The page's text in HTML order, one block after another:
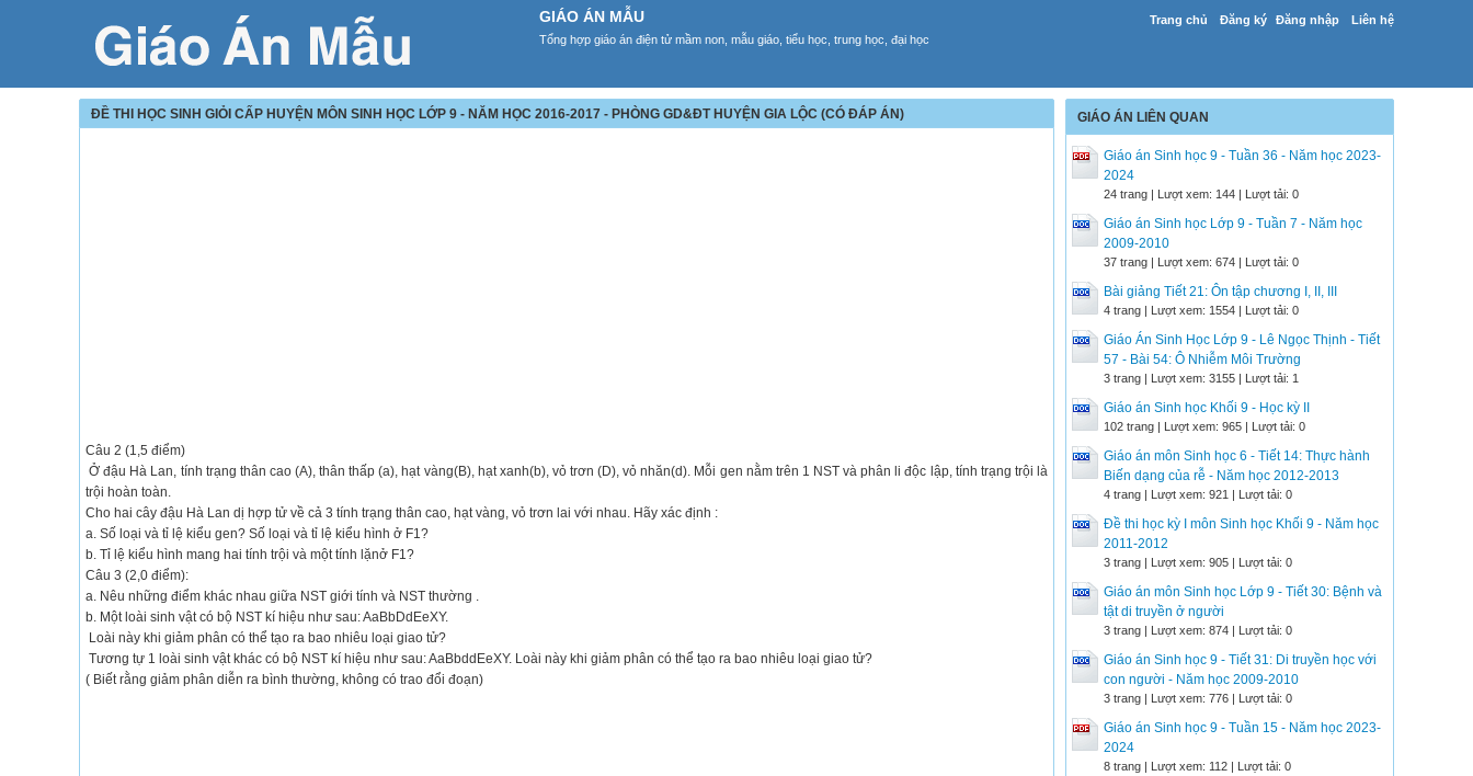
Trang chủ Đăng ký Đăng nhập Liên hệ
GIÁO ÁN MẪU
Tổng hợp giáo án điện tử mầm non, mẫu giáo, tiểu học, trung học, đại học
ĐỀ THI HỌC SINH GIỎI CẤP HUYỆN MÔN SINH HỌC LỚP 9 - NĂM HỌC 2016-2017 - PHÒNG GD&ĐT HUYỆN GIA LỘC (CÓ ĐÁP ÁN)
Câu 2 (1,5 điểm)
Ở đậu Hà Lan, tính trạng thân cao (A), thân thấp (a), hạt vàng(B), hạt xanh(b), vỏ trơn (D), vỏ nhăn(d). Mỗi gen nằm trên 1 NST và phân li độc lập, tính trạng trội là
trội hoàn toàn.
Cho hai cây đậu Hà Lan dị hợp tử về cả 3 tính trạng thân cao, hạt vàng, vỏ trơn lai với nhau. Hãy xác định :
a. Số loại và tỉ lệ kiểu gen? Số loại và tỉ lệ kiểu hình ở F1?
b. Tỉ lệ kiểu hình mang hai tính trội và một tính lặnở F1?
Câu 3 (2,0 điểm):
a. Nêu những điểm khác nhau giữa NST giới tính và NST thường .
b. Một loài sinh vật có bộ NST kí hiệu như sau: AaBbDdEeXY.
Loài này khi giảm phân có thể tạo ra bao nhiêu loại giao tử?
Tương tự 1 loài sinh vật khác có bộ NST kí hiệu như sau: AaBbddEeXY. Loài này khi giảm phân có thể tạo ra bao nhiêu loại giao tử?
( Biết rằng giảm phân diễn ra bình thường, không có trao đổi đoạn)
GIÁO ÁN LIÊN QUAN
Giáo án Sinh học 9 - Tuần 36 - Năm học 2023-
2024
24 trang | Lượt xem: 144 | Lượt tải: 0
Giáo án Sinh học Lớp 9 - Tuần 7 - Năm học
2009-2010
37 trang | Lượt xem: 674 | Lượt tải: 0
Bài giảng Tiết 21: Ôn tập chương I, II, III
4 trang | Lượt xem: 1554 | Lượt tải: 0
Giáo Án Sinh Học Lớp 9 - Lê Ngọc Thịnh - Tiết
57 - Bài 54: Ô Nhiễm Môi Trường
3 trang | Lượt xem: 3155 | Lượt tải: 1
Giáo án Sinh học Khối 9 - Học kỳ II
102 trang | Lượt xem: 965 | Lượt tải: 0
Giáo án môn Sinh học 6 - Tiết 14: Thực hành
Biến dạng của rễ - Năm học 2012-2013
4 trang | Lượt xem: 921 | Lượt tải: 0
Đề thi học kỳ I môn Sinh học Khối 9 - Năm học
2011-2012
3 trang | Lượt xem: 905 | Lượt tải: 0
Giáo án môn Sinh học Lớp 9 - Tiết 30: Bệnh và
tật di truyền ở người
3 trang | Lượt xem: 874 | Lượt tải: 0
Giáo án Sinh học 9 - Tiết 31: Di truyền học với
con người - Năm học 2009-2010
3 trang | Lượt xem: 776 | Lượt tải: 0
Giáo án Sinh học 9 - Tuần 15 - Năm học 2023-
2024
8 trang | Lượt xem: 112 | Lượt tải: 0